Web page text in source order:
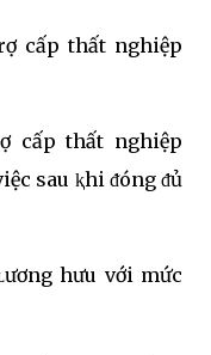
cấp thất nghiệp
cấp thất nghiệp
sau ⱪhi ᵭóng ᵭủ
hưu với mức